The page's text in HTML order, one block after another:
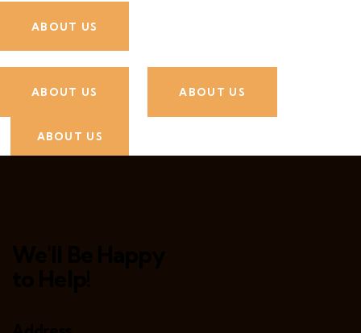
ABOUT US
ABOUT US ABOUT US
ABOUT US